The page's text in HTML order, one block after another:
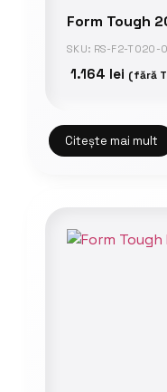
Form Tough
SKU: RS-F2-TO20-
1.164 lei (fără
Citește mai mult